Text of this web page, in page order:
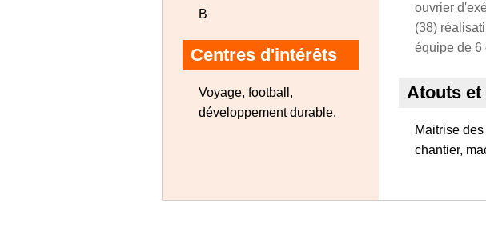
B
Centres d'intérêts
Voyage, football,
développement durable.
ouvrier
(38)
équipe de 6
Atouts et
Maitrise
chantier,